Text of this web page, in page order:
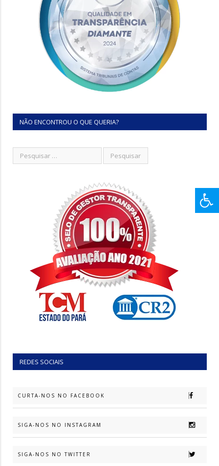
NÃO ENCONTROU O QUE QUERIA?
REDES SOCIAIS
CURTA-NOS NO FACEBOOK
SIGA-NOS NO INSTAGRAM
SIGA-NOS NO TWITTER